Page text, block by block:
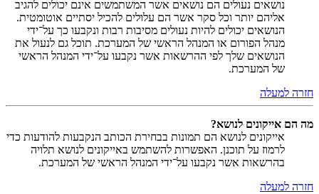
נושאים נעולים הם נושאים אשר המשתמשים אינם יכולים להגיב
אליהם יותר וכל סקר אשר הם עלולים להכיל יסתיים אוטומטית.
הנושאים יכולים להיות נעולים מסיבות רבות ונקבעו כך על־ידי
מנהל הפורום או המנהל הראשי של המערכת. תוכל גם לנעול את
הנושאים שלך לפי ההרשאות אשר נקבעו על־ידי המנהל הראשי
של המערכת.
חזרה למעלה
מה הם אייקונים לנושא?
אייקונים לנושא הם תמונות בבחירת הכותב הנקבעות להודעות כדי
לרמוז על תוכנן. האפשרות להשתמש באייקונים לנושא תלויה
בהרשאות אשר נקבעו על־ידי המנהל הראשי של המערכת.
חזרה למעלה